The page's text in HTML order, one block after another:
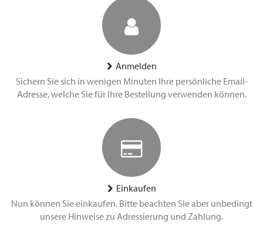
Anmelden
Sichern Sie sich in wenigen Minuten Ihre persönliche Email-
Adresse, welche Sie für Ihre Bestellung verwenden können.
Einkaufen
Nun können Sie einkaufen. Bitte beachten Sie aber unbedingt
unsere Hinweise zu Adressierung und Zahlung.